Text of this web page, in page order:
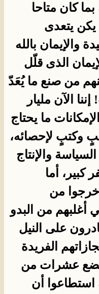
بما كان متاحا
يكن يتعدى
والإيمان بالله
الذى قلّل
من صنع ما يُعَدّ
الآن مليار
ما يحتاج
وكتبٍ لإحصائه،
والإنتاج
كبير، أما
خرجوا من
أغلبهم من البدو
على النيل
الفريدة
بضع عشرات من
استطاعوا أن